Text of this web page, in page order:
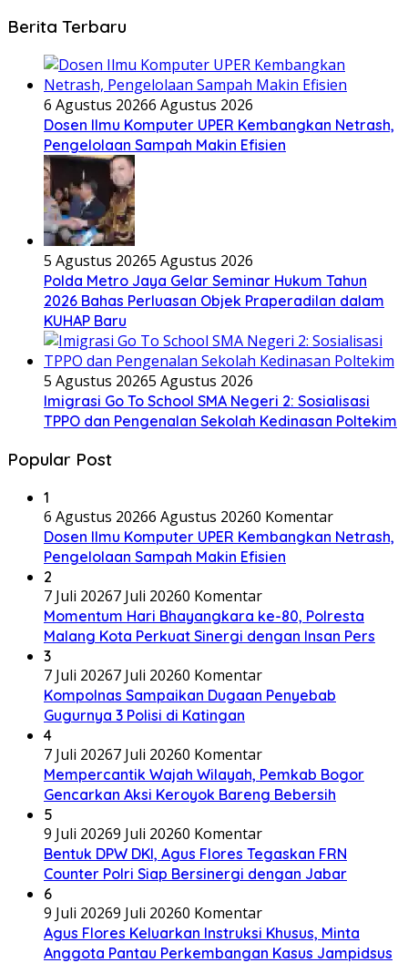
Berita Terbaru
6 Agustus 20266 Agustus 2026
Dosen Ilmu Komputer UPER Kembangkan Netrash,
Pengelolaan Sampah Makin Efisien
5 Agustus 20265 Agustus 2026
Polda Metro Jaya Gelar Seminar Hukum Tahun
2026 Bahas Perluasan Objek Praperadilan dalam
KUHAP Baru
5 Agustus 20265 Agustus 2026
Imigrasi Go To School SMA Negeri 2: Sosialisasi
TPPO dan Pengenalan Sekolah Kedinasan Poltekim
Popular Post
1
6 Agustus 20266 Agustus 20260 Komentar
Dosen Ilmu Komputer UPER Kembangkan Netrash,
Pengelolaan Sampah Makin Efisien
2
7 Juli 20267 Juli 20260 Komentar
Momentum Hari Bhayangkara ke-80, Polresta
Malang Kota Perkuat Sinergi dengan Insan Pers
3
7 Juli 20267 Juli 20260 Komentar
Kompolnas Sampaikan Dugaan Penyebab
Gugurnya 3 Polisi di Katingan
4
7 Juli 20267 Juli 20260 Komentar
Mempercantik Wajah Wilayah, Pemkab Bogor
Gencarkan Aksi Keroyok Bareng Bebersih
5
9 Juli 20269 Juli 20260 Komentar
Bentuk DPW DKI, Agus Flores Tegaskan FRN
Counter Polri Siap Bersinergi dengan Jabar
6
9 Juli 20269 Juli 20260 Komentar
Agus Flores Keluarkan Instruksi Khusus, Minta
Anggota Pantau Perkembangan Kasus Jampidsus